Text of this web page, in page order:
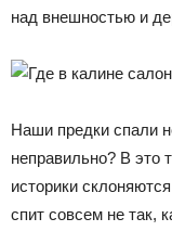
над внешностью и
Наши предки спали
неправильно? В это
историки
спит совсем не так,